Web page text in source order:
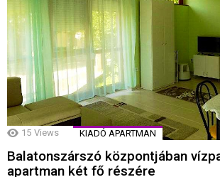
15 Views KIADÓ APARTMAN
Balatonszárszó központjában
apartman két fő részére